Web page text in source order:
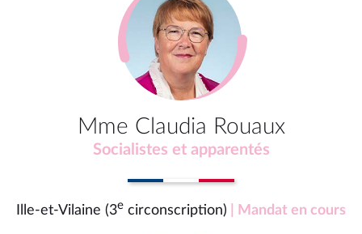
Mme Claudia Rouaux
Socialistes et apparentés
Ille-et-Vilaine (3e circonscription) | Mandat en cours